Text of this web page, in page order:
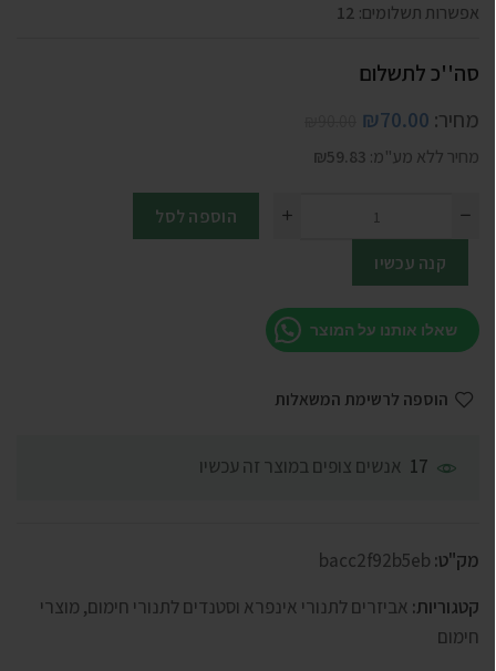
אפשרות תשלומים: 12
סה''כ לתשלום
מחיר:
₪70.00
מחיר ללא מע"מ: ₪59.83
הוספה לסל
קנה עכשיו
שאלו אותנו על המוצר
הוספה לרשימת המשאלות
17 אנשים צופים במוצר זה עכשיו
מק"ט: bacc2f92b5eb
קטגוריות: אביזרים לתנורי אינפרא וסטנדים לתנורי חימום, מוצרי
חימום